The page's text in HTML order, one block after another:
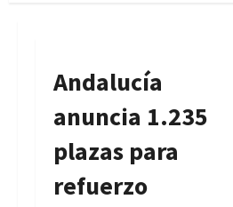
Andalucía
anuncia 1.235
plazas para
refuerzo